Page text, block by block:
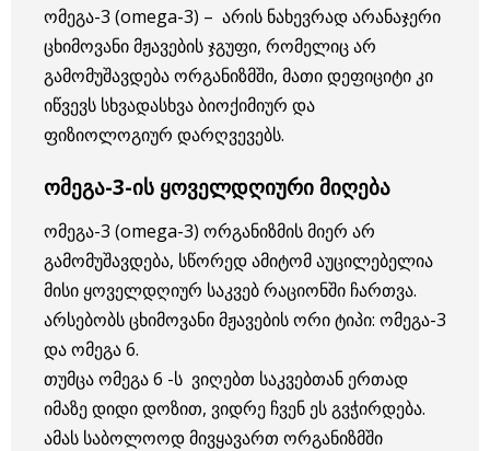
ომეგა-3 (omega-3) – არის ნახევრად არანაჯერი
ცხიმოვანი მჟავების ჯგუფი, რომელიც არ
გამომუშავდება ორგანიზმში, მათი დეფიციტი კი
იწვევს სხვადასხვა ბიოქიმიურ და
ფიზიოლოგიურ დარღვევებს.
ომეგა-3-ის ყოველდღიური მიღება
ომეგა-3 (omega-3) ორგანიზმის მიერ არ
გამომუშავდება, სწორედ ამიტომ აუცილებელია
მისი ყოველდღიურ საკვებ რაციონში ჩართვა.
არსებობს ცხიმოვანი მჟავების ორი ტიპი: ომეგა-3
და ომეგა 6.
თუმცა ომეგა 6 -ს ვიღებთ საკვებთან ერთად
იმაზე დიდი დოზით, ვიდრე ჩვენ ეს გვჭირდება.
ამას საბოლოოდ მივყავართ ორგანიზმში